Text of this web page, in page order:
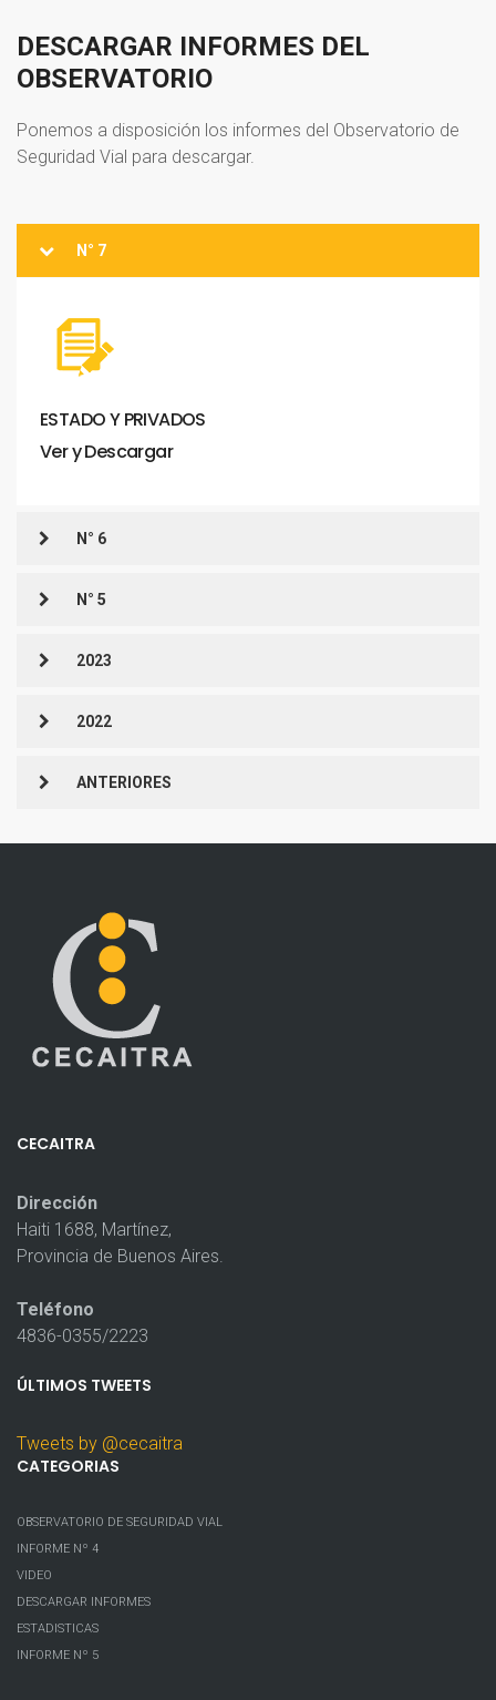
DESCARGAR INFORMES DEL
OBSERVATORIO
Ponemos a disposición los informes del Observatorio de
Seguridad Vial para descargar.
N° 7
ESTADOY PRIVADOS
VeryDescargar
N° 6
N° 5
2023
2022
ANTERIORES
CECAITRA
Dirección
Haiti 1688, Martínez,
Provincia de Buenos Aires.
Teléfono
4836-0355/2223
ÚLTIMOS TWEETS
Tweets by @cecaitra
CATEGORIAS
OBSERVATORIO DE SEGURIDAD VIAL
INFORME Nº 4
VIDEO
DESCARGAR INFORMES
ESTADISTICAS
INFORME Nº 5